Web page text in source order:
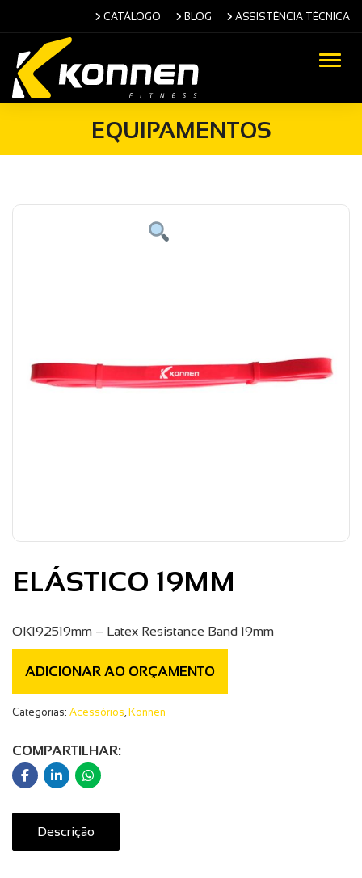
CATÁLOGO BLOG ASSISTÊNCIA TÉCNICA
EQUIPAMENTOS
ELÁSTICO 19MM
OK192519mm – Latex Resistance Band 19mm
ADICIONAR AO ORÇAMENTO
Categorias: Acessórios Konnen
COMPARTILHAR:
Descrição